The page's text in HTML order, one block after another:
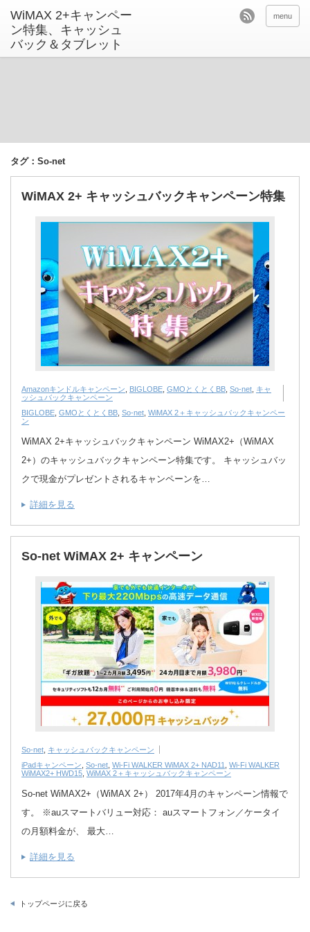
menu
タグ：So-net
WiMAX 2+ キャッシュバックキャンペーン特集
Amazonキンドルキャンペーン, BIGLOBE, GMOとくとくBB, So-net, キャ
ッシュバックキャンペーン
BIGLOBE, GMOとくとくBB, So-net, WiMAX 2＋キャッシュバックキャンペー
ン
WiMAX 2+キャッシュバックキャンペーン WiMAX2+（WiMAX
2+）のキャッシュバックキャンペーン特集です。 キャッシュバッ
クで現金がプレゼントされるキャンペーンを…
詳細を見る
So-net WiMAX 2+ キャンペーン
So-net キャッシュバックキャンペーン
iPadキャンペーン So-net Wi-Fi WALKER WiMAX 2+ NAD11
Wi-Fi WALKER
WiMAX2+ HWD15 WiMAX 2＋キャッシュバックキャンペーン
So-net WiMAX2+（WiMAX 2+） 2017年4月のキャンペーン情報で
す。 ※auスマートバリュー対応： auスマートフォン／ケータイ
の月額料金が、 最大…
詳細を見る
トップページに戻る